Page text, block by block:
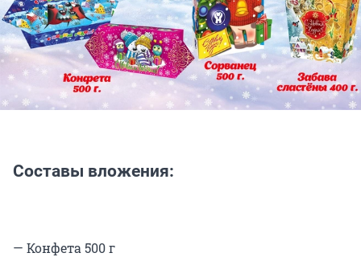
Составы вложения:
— Конфета 500 г